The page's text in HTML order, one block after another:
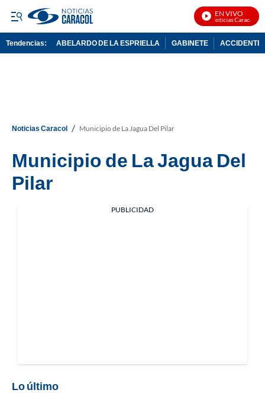
EN VIVO
Noticias Caracol En
Tendencias: ABELARDO DE LA ESPRIELLA GABINETE ACCIDENTE
Noticias Caracol / Municipio de La Jagua Del Pilar
Municipio de La Jagua Del
Pilar
PUBLICIDAD
Lo último